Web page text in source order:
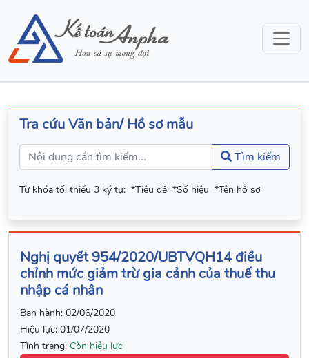
Tra cứu Văn bản/ Hồ sơ mẫu
Tìm kiếm
Từ khóa tối thiểu 3 ký tự: *Tiêu đề *Số hiệu *Tên hồ sơ
Nghị quyết 954/2020/UBTVQH14 điều
chỉnh mức giảm trừ gia cảnh của thuế thu
nhập cá nhân
Ban hành: 02/06/2020
Hiệu lực: 01/07/2020
Tình trạng: Còn hiệu lực